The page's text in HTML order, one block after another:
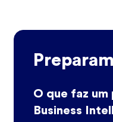
O que faz
Business